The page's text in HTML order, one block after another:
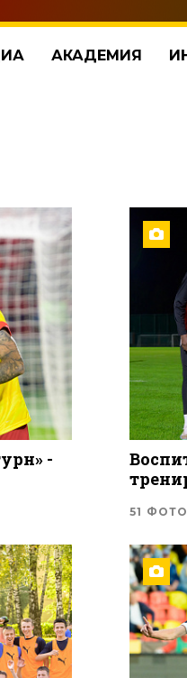
АКАДЕМИЯ
-
51 ФОТО